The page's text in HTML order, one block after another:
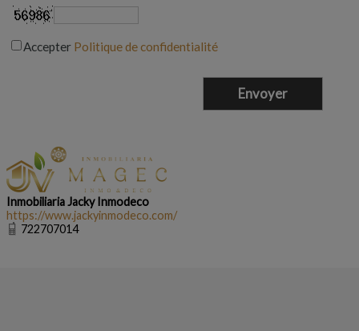
Accepter Politique de confidentialité
Inmobiliaria Jacky Inmodeco
https://www.jackyinmodeco.com/
722707014